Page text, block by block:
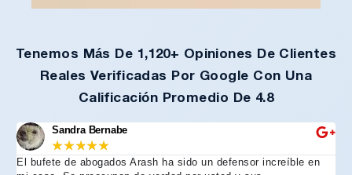
Tenemos Más De 1,120+ Opiniones De Clientes
Reales Verificadas Por Google Con Una
Calificación Promedio De 4.8
Sandra Bernabe
★★★★★
El bufete de abogados Arash ha sido un defensor increíble en